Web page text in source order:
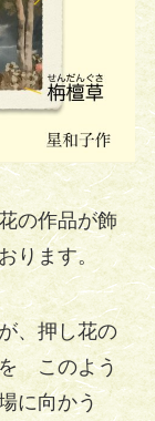
の作品が飾
ります。
、押し花の
を このよう
に向かう